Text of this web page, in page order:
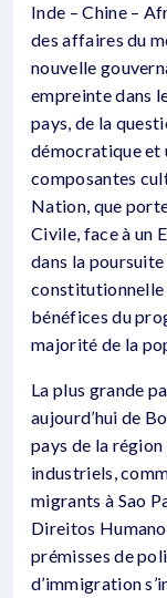
Inde – Chine –
des affaires du
nouvelle
empreinte dans
pays, de la
démocratique et
composantes
Nation, que
Civile, face à un
dans la
constitutionnelle
bénéfices du
majorité de la
La plus grande
aujourd’hui de
pays de la
industriels,
migrants à Sao
Direitos
prémisses de
d’immigration